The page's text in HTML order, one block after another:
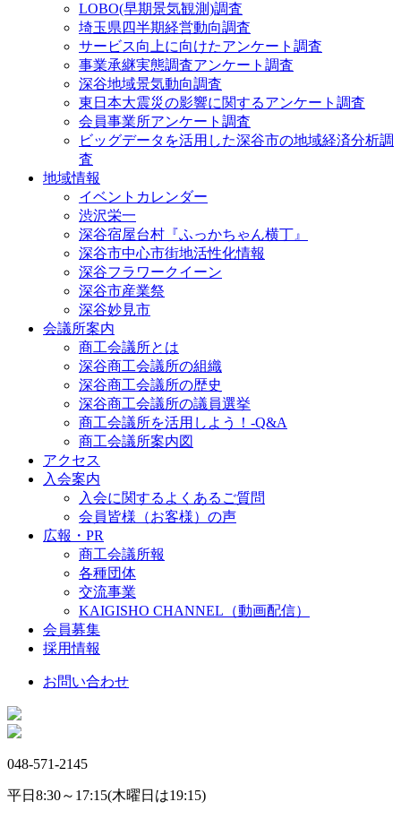
LOBO(早期景気観測)調査
埼玉県四半期経営動向調査
サービス向上に向けたアンケート調査
事業承継実態調査アンケート調査
深谷地域景気動向調査
東日本大震災の影響に関するアンケート調査
会員事業所アンケート調査
ビッグデータを活用した深谷市の地域経済分析調
査
地域情報
イベントカレンダー
渋沢栄一
深谷宿屋台村『ふっかちゃん横丁』
深谷市中心市街地活性化情報
深谷フラワークイーン
深谷市産業祭
深谷妙見市
会議所案内
商工会議所とは
深谷商工会議所の組織
深谷商工会議所の歴史
深谷商工会議所の議員選挙
商工会議所を活用しよう！-Q&A
商工会議所案内図
アクセス
入会案内
入会に関するよくあるご質問
会員皆様（お客様）の声
広報・PR
商工会議所報
各種団体
交流事業
KAIGISHO CHANNEL（動画配信）
会員募集
採用情報
お問い合わせ
048-571-2145
平日8:30～17:15(木曜日は19:15)